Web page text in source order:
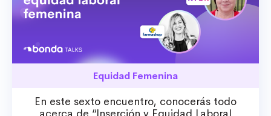
Equidad Femenina
En este sexto encuentro, conocerás todo